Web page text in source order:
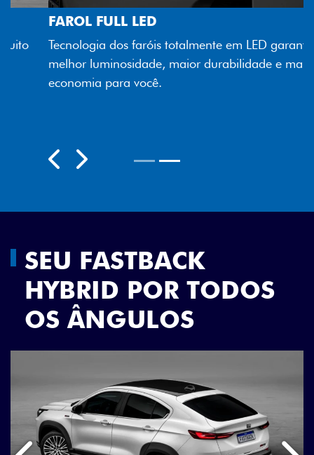
FAROL FULL LED
Tecnologia dos faróis totalmente em LED garante
melhor luminosidade, maior durabilidade e mais
economia para você.
Previous
Next
Próximo
Rodas aro 18"
SEU FASTBACK
HYBRID POR TODOS
OS ÂNGULOS